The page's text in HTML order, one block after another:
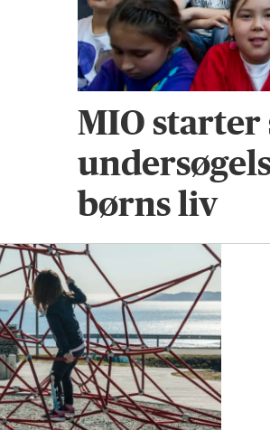
MIO starter
børns liv